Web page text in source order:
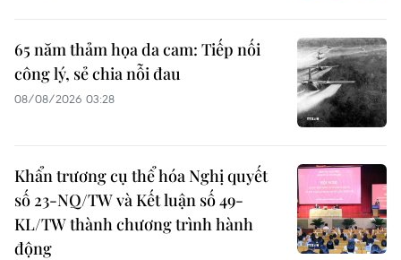
65 năm thảm họa da cam: Tiếp nối
công lý, sẻ chia nỗi đau
08/08/2026 03:28
Khẩn trương cụ thể hóa Nghị quyết
số 23-NQ/TW và Kết luận số 49-
KL/TW thành chương trình hành
động